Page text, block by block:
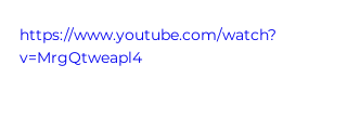
https://www.youtube.com/watch?
v=MrgQtweapl4